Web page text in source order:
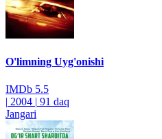
O'limning Uyg'onishi
IMDb 5.5
| 2004 | 91 daq
Jangari